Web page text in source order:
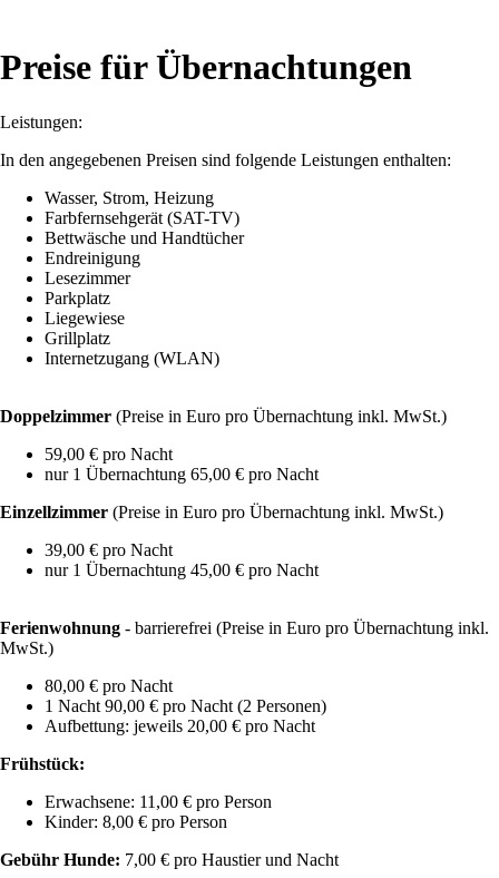
Preise für Übernachtungen
Leistungen:
In den angegebenen Preisen sind folgende Leistungen enthalten:
Wasser, Strom, Heizung
Farbfernsehgerät (SAT-TV)
Bettwäsche und Handtücher
Endreinigung
Lesezimmer
Parkplatz
Liegewiese
Grillplatz
Internetzugang (WLAN)
Doppelzimmer (Preise in Euro pro Übernachtung inkl. MwSt.)
59,00 € pro Nacht
nur 1 Übernachtung 65,00 € pro Nacht
Einzellzimmer (Preise in Euro pro Übernachtung inkl. MwSt.)
39,00 € pro Nacht
nur 1 Übernachtung 45,00 € pro Nacht
Ferienwohnung - barrierefrei (Preise in Euro pro Übernachtung inkl.
MwSt.)
80,00 € pro Nacht
1 Nacht 90,00 € pro Nacht (2 Personen)
Aufbettung: jeweils 20,00 € pro Nacht
Frühstück:
Erwachsene: 11,00 € pro Person
Kinder: 8,00 € pro Person
Gebühr Hunde: 7,00 € pro Haustier und Nacht